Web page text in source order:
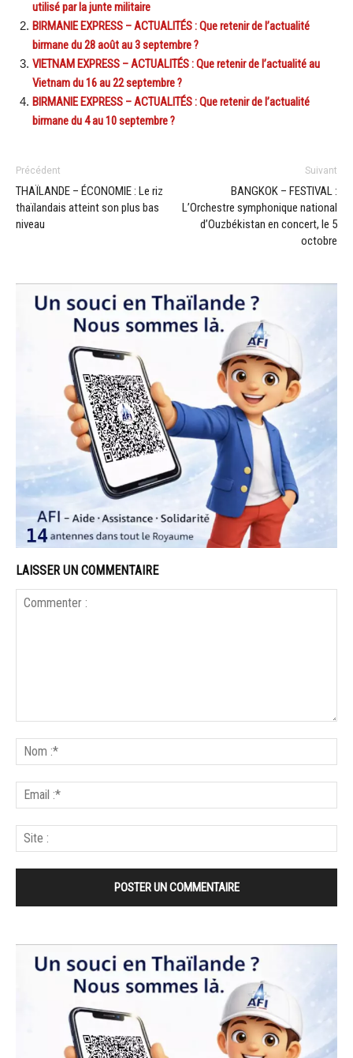
utilisé par la junte militaire
BIRMANIE EXPRESS – ACTUALITÉS : Que retenir de l’actualité
birmane du 28 août au 3 septembre ?
VIETNAM EXPRESS – ACTUALITÉS : Que retenir de l’actualité au
Vietnam du 16 au 22 septembre ?
BIRMANIE EXPRESS – ACTUALITÉS : Que retenir de l’actualité
birmane du 4 au 10 septembre ?
Précédent
THAÏLANDE – ÉCONOMIE : Le riz
thaïlandais atteint son plus bas
niveau
Suivant
BANGKOK – FESTIVAL :
L’Orchestre symphonique national
d’Ouzbékistan en concert, le 5
octobre
LAISSER UN COMMENTAIRE